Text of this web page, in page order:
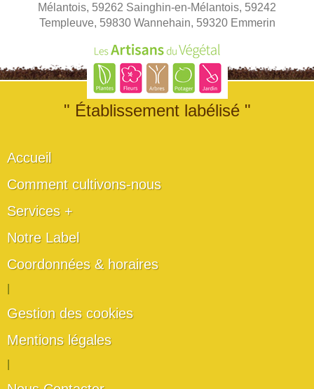
Mélantois, 59262 Sainghin-en-Mélantois, 59242
Templeuve, 59830 Wannehain, 59320 Emmerin
" Établissement labélisé "
Accueil
Comment cultivons-nous
Services +
Notre Label
Coordonnées & horaires
Gestion des cookies
Mentions légales